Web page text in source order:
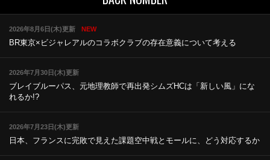
2026年8月6日(木)更新 NEW
BR東京×ビジャレアルのコラボクラブの存在意義について考える
2026年7月30日(木)更新
ブレイブルーパス、元地理教師で再出発シムズHCは「新しい風」にな
れるか!?
2026年7月23日(木)更新
日本、フランスに完敗で見えた課題空中戦とモールに、どう対応するか